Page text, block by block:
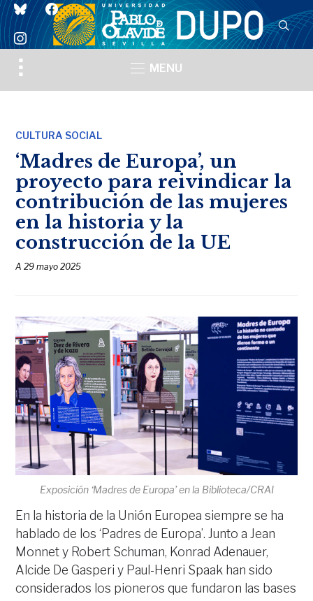
blueskyfacebook
instagram
Toggle
sidebar
MENU
CULTURA SOCIAL
‘Madres de Europa’, un
proyecto para reivindicar la
contribución de las mujeres
en la historia y la
construcción de la UE
A29 mayo 2025
Exposición ‘Madres de Europa’ en la Biblioteca/CRAI
En la historia de la Unión Europea siempre se ha
hablado de los ‘Padres de Europa’. Junto a Jean
Monnet y Robert Schuman, Konrad Adenauer,
Alcide De Gasperi y Paul-Henri Spaak han sido
considerados los pioneros que fundaron las bases